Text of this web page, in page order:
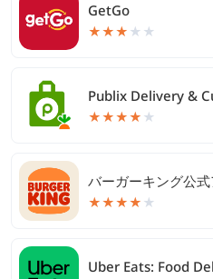
GetGo
★★★ ★ ★
Publix Delivery &
★★★★ ★
バーガーキング公
★★★★ ★
Uber Eats: Food